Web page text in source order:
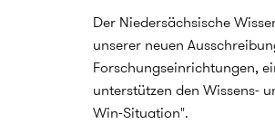
Der Niedersächsische
unserer neuen
Forschungseinrichtungen,
unterstützen den Wissens-
Win-Situation".